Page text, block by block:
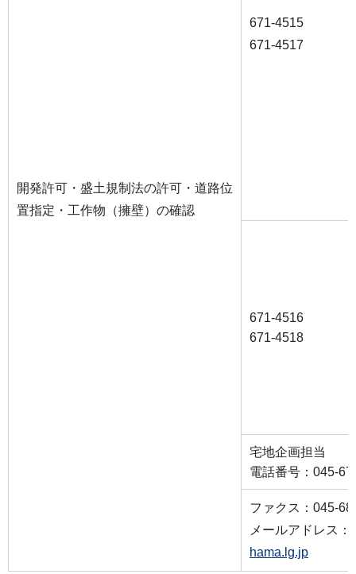
開発許可・盛土規制法の許可・道路位
置指定・工作物（擁壁）の確認
671-4515
671-4517
671-4516
671-4518
宅地企画担当
電話番号：045-
ファクス：045-
メールアドレス：
hama.lg.jp